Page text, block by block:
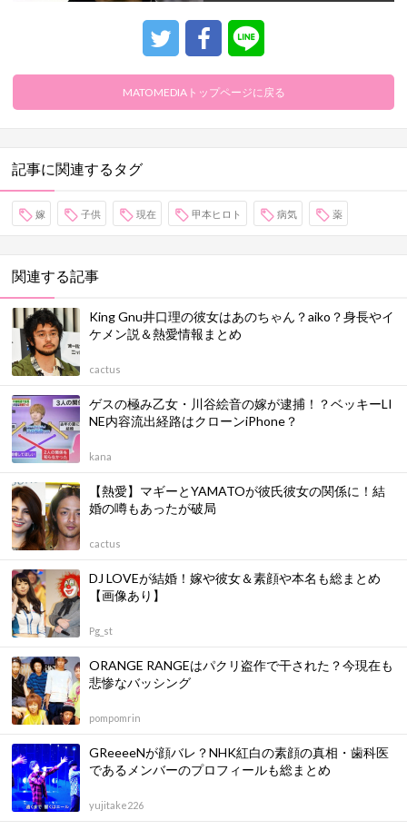
MATOMEDIAトップページに戻る
記事に関連するタグ
嫁 子供 現在 甲本ヒロト 病気 薬
関連する記事
King Gnu井口理の彼女はあのちゃん？aiko？身長やイ
ケメン説＆熱愛情報まとめ
cactus
ゲスの極み乙女・川谷絵音の嫁が逮捕！？ベッキーLI
NE内容流出経路はクローンiPhone？
kana
【熱愛】マギーとYAMATOが彼氏彼女の関係に！結
婚の噂もあったが破局
cactus
DJ LOVEが結婚！嫁や彼女＆素顔や本名も総まとめ
【画像あり】
Pg_st
ORANGE RANGEはパクリ盗作で干された？今現在も
悲惨なバッシング
pompomrin
GReeeeNが顔バレ？NHK紅白の素顔の真相・歯科医
であるメンバーのプロフィールも総まとめ
yujitake226